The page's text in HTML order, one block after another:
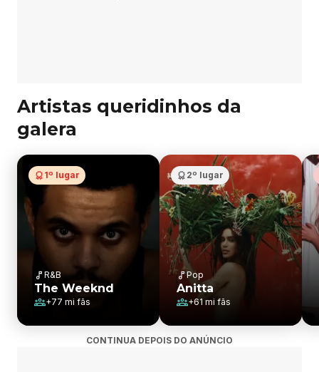
Artistas queridinhos da
galera
1º lugar
R&B
The Weeknd
+77 mi fãs
2º lugar
Pop
Anitta
+61 mi fãs
CONTINUA DEPOIS DO ANÚNCIO